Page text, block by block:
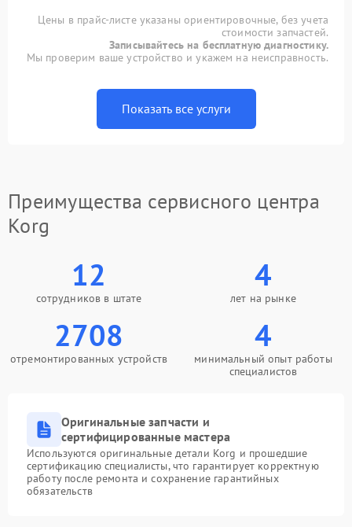
Цены в прайс-листе указаны ориентировочные, без учета
стоимости запчастей.
Записывайтесь на бесплатную диагностику.
Мы проверим ваше устройство и укажем на неисправность.
Показать все услуги
Преимущества сервисного центра
Korg
12
сотрудников в штате
4
лет на рынке
2708
отремонтированных устройств
4
минимальный опыт работы
специалистов
Оригинальные запчасти и
сертифицированные мастера
Используются оригинальные детали Korg и прошедшие
сертификацию специалисты, что гарантирует корректную
работу после ремонта и сохранение гарантийных
обязательств